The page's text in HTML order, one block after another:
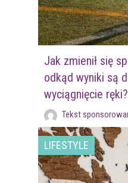
Jak zmienił się
odkąd wyniki są
wyciągnięcie ręki?
Tekst
LIFESTYLE